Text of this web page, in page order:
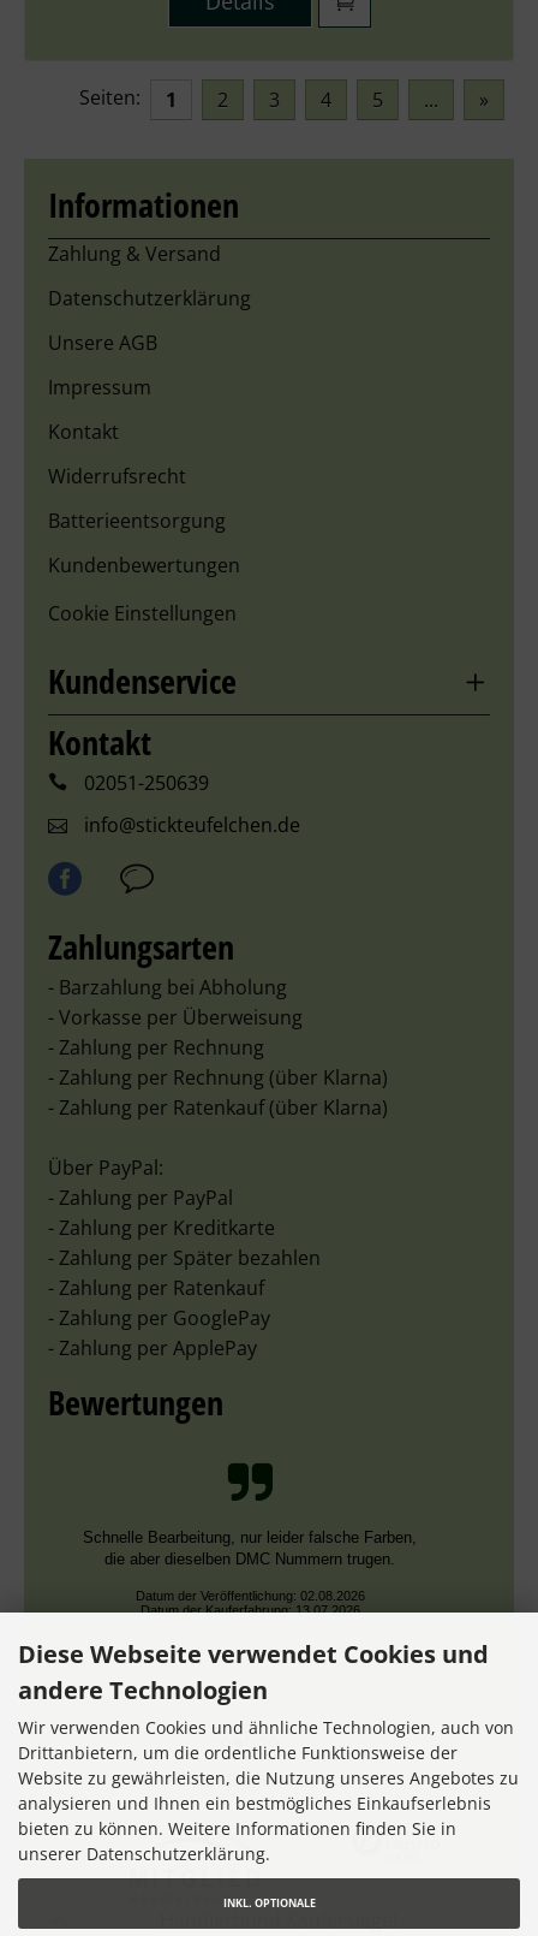
Seiten: 1 2 3 4 5 ... »
Informationen
Zahlung & Versand
Datenschutzerklärung
Unsere AGB
Impressum
Kontakt
Widerrufsrecht
Batterieentsorgung
Kundenbewertungen
Cookie Einstellungen
Kundenservice
Kontakt
02051-250639
info@stickteufelchen.de
Zahlungsarten
- Barzahlung bei Abholung
- Vorkasse per Überweisung
- Zahlung per Rechnung
- Zahlung per Rechnung (über Klarna)
- Zahlung per Ratenkauf (über Klarna)
Über PayPal:
- Zahlung per PayPal
- Zahlung per Kreditkarte
- Zahlung per Später bezahlen
- Zahlung per Ratenkauf
- Zahlung per GooglePay
- Zahlung per ApplePay
Bewertungen
Schnelle Bearbeitung, nur leider falsche Farben,
die aber dieselben DMC Nummern trugen.
Datum der Veröffentlichung: 02.08.2026
Datum der Kauferfahrung: 13.07.2026
7,355 Bewertungen
Diese Webseite verwendet Cookies und
andere Technologien
Wir verwenden Cookies und ähnliche Technologien, auch von
Drittanbietern, um die ordentliche Funktionsweise der
Website zu gewährleisten, die Nutzung unseres Angebotes zu
analysieren und Ihnen ein bestmögliches Einkaufserlebnis
bieten zu können. Weitere Informationen finden Sie in
unserer Datenschutzerklärung.
INKL. OPTIONALE